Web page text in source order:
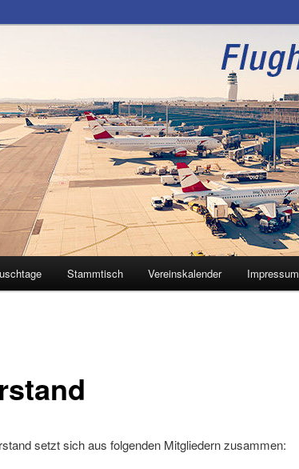
Wien
Stammtisch Vereinskalender Impressum
setzt sich aus folgenden Mitgliedern zusammen: